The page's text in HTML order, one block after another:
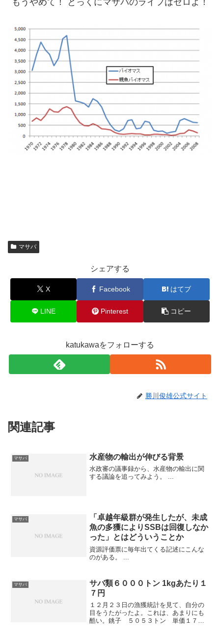
もうやめて！ とっくにマサバのライフはゼロよ！
マサバ
シェアする
X Facebook はてブ
LINE Pinterest コピー
katukawaをフォローする
勝川俊雄公式サイト
関連記事
マサバ 水産物の輸出が伸びる背景
水政審の議事録から、水産物の輸出に関
する議論を追ってみよう。 ...
マサバ
「卓越年級群が発生したが、未成
魚の多獲によりSSBは回復しなか
った」とはどういうことか
資源評価票に毎年出てくる記述にこんな
マサバ
サバ類６０００トン 1kgあたり１
７円
１２月２３日の漁獲統計を見て、自分の
目をうたがったよ。これは、あまりにも
酷い。銚子 ５０５３トン 単価１７円